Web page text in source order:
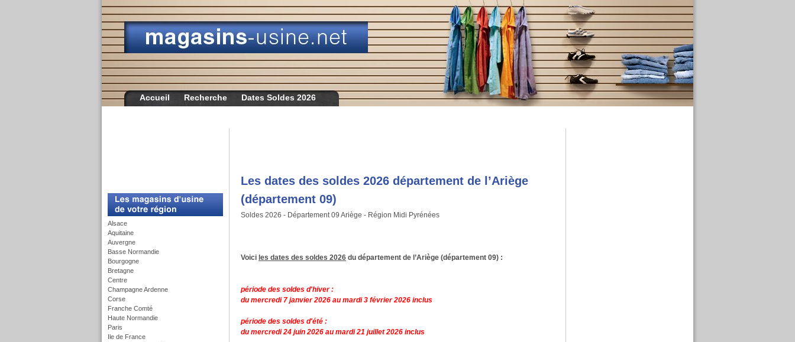
Accueil Recherche Dates Soldes 2026
Alsace
Aquitaine
Auvergne
Basse Normandie
Bourgogne
Bretagne
Centre
Champagne Ardenne
Corse
Franche Comté
Haute Normandie
Paris
Ile de France
Les dates des soldes 2026 département de l’Ariège
(département 09)
Soldes 2026 - Département 09 Ariège - Région Midi Pyrénées
Voici les dates des soldes 2026 du département de l’Ariège (département 09) :
période des soldes d'hiver :
du mercredi 7 janvier2026 au mardi 3 février2026 inclus
période des soldes d'été :
du mercredi 24 juin 2026 au mardi 21 juillet 2026 inclus